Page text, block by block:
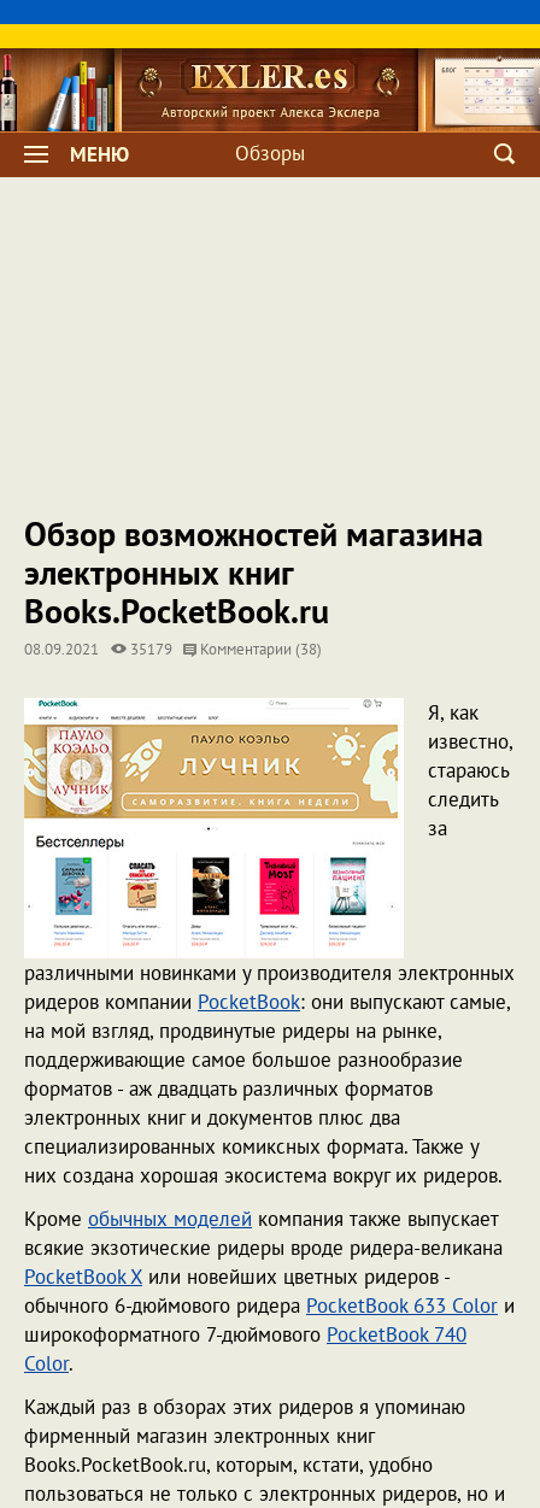
МЕНЮ Обзоры
Обзор возможностей магазина
электронных книг
Books.PocketBook.ru
08.09.2021 35179 Комментарии (38)
Я, как
известно,
стараюсь
следить
за
различными новинками у производителя электронных
ридеров компании PocketBook: они выпускают самые,
на мой взгляд, продвинутые ридеры на рынке,
поддерживающие самое большое разнообразие
форматов - аж двадцать различных форматов
электронных книг и документов плюс два
специализированных комиксных формата. Также у
них создана хорошая экосистема вокруг их ридеров.
Кроме обычных моделей компания также выпускает
всякие экзотические ридеры вроде ридера-великана
PocketBook X или новейших цветных ридеров -
обычного 6-дюймового ридера PocketBook 633 Color и
широкоформатного 7-дюймового PocketBook 740
Color.
Каждый раз в обзорах этих ридеров я упоминаю
фирменный магазин электронных книг
Books.PocketBook.ru, которым, кстати, удобно
пользоваться не только с электронных ридеров, но и